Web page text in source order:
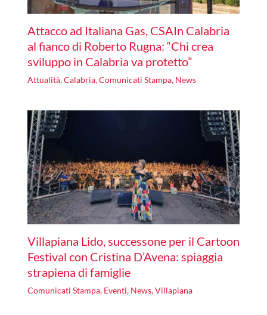
Attacco ad Italiana Gas, CSAIn Calabria
al fianco di Roberto Rugna: “Chi crea
sviluppo in Calabria va protetto”
Attualità,Calabria,Comunicati Stampa, News
Villapiana Lido, successone per il Cartoon
Festival con Cristina D’Avena: spiaggia
strapiena di famiglie
Comunicati Stampa, Eventi, News,Villapiana